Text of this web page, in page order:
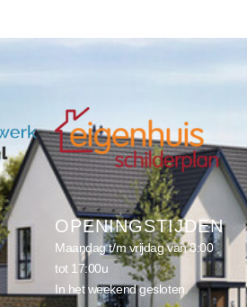
OPENINGSTIJDEN
Maandag t/m vrijdag van 8:00
tot 17:00u
In het weekend gesloten.